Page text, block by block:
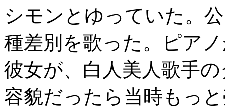
シモンとゆっていた。
種差別を歌った。ピア
彼女が、白人美人歌手
容貌だったら当時もっ